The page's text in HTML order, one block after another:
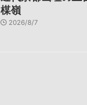
楳嶺
2026/8/7